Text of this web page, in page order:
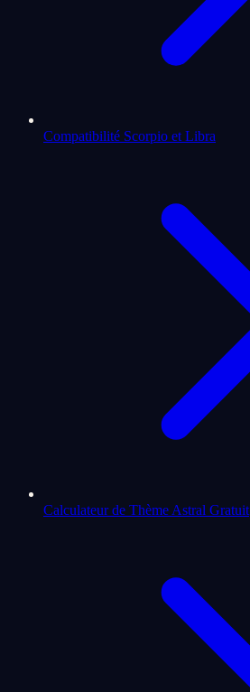
Compatibilité Scorpio et Libra
Calculateur de Thème Astral Gratuit